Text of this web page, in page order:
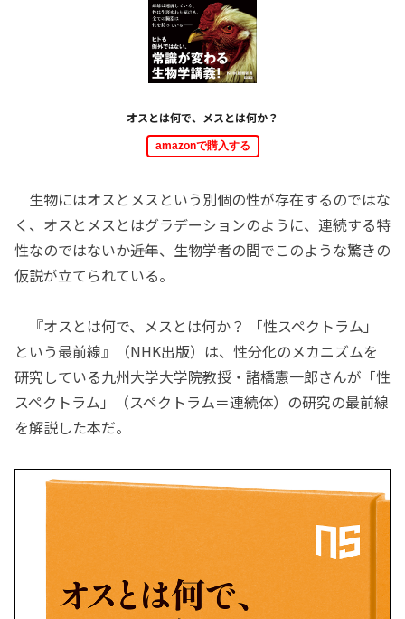
オスとは何で、メスとは何か？
amazonで購入する
生物にはオスとメスという別個の性が存在するのではな
く、オスとメスとはグラデーションのように、連続する特
性なのではないか――近年、生物学者の間でこのような驚きの
仮説が立てられている。
『オスとは何で、メスとは何か？ 「性スペクトラム」
という最前線』（NHK出版）は、性分化のメカニズムを
研究している九州大学大学院教授・諸橋憲一郎さんが「性
スペクトラム」（スペクトラム＝連続体）の研究の最前線
を解説した本だ。